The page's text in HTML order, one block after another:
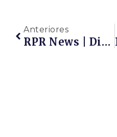
Anteriores
RPR News | Diálogos Do Observatório De Inovação | O Novo Marco Legal Das Startups | Quinta-Feira, Dia 14/10, Às 18h – Marque Em Sua Agenda!!!